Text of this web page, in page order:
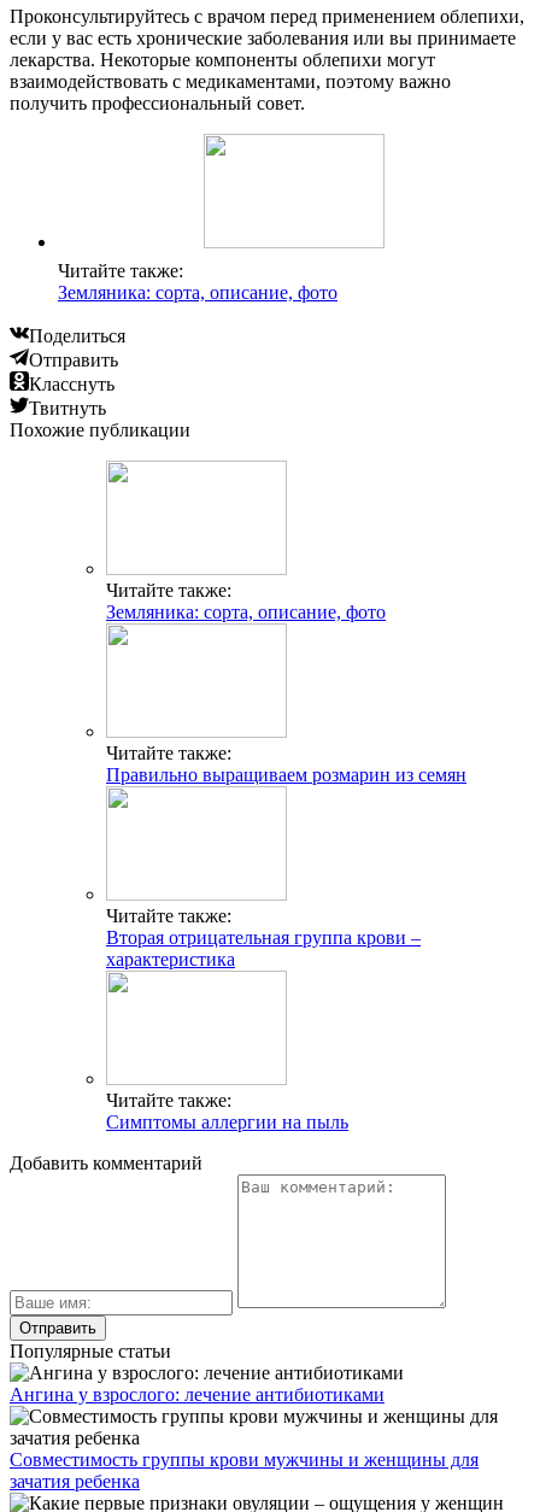
Проконсультируйтесь с врачом перед применением облепихи,
если у вас есть хронические заболевания или вы принимаете
лекарства. Некоторые компоненты облепихи могут
взаимодействовать с медикаментами, поэтому важно
получить профессиональный совет.
Читайте также:
Земляника: сорта, описание, фото
Поделиться
Отправить
Класснуть
Твитнуть
Похожие публикации
Читайте также:
Земляника: сорта, описание, фото
Читайте также:
Правильно выращиваем розмарин из семян
Читайте также:
Вторая отрицательная группа крови –
характеристика
Читайте также:
Симптомы аллергии на пыль
Добавить комментарий
Популярные статьи
Ангина у взрослого: лечение антибиотиками
Совместимость группы крови мужчины и женщины для
зачатия ребенка